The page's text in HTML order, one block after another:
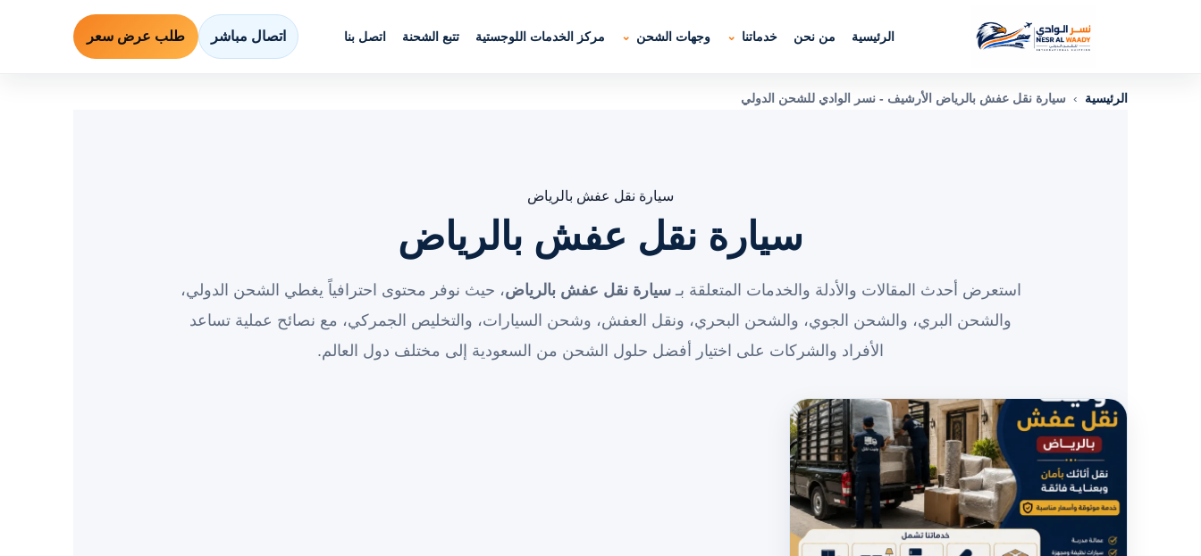
الرئيسية من نحن خدماتنا وجهات الشحن مركز الخدمات اللوجستية تتبع الشحنة اتصل بنا اتصال مباشر طلب عرض سعر
الرئيسية › سيارة نقل عفش بالرياض الأرشيف - نسر الوادي للشحن الدولي
سيارة نقل عفش بالرياض
سيارة نقل عفش بالرياض
استعرض أحدث المقالات والأدلة والخدمات المتعلقة بـسيارة نقل عفش بالرياض، حيث نوفر محتوى احترافياً يغطي الشحن الدولي،
والشحن البري، والشحن الجوي، والشحن البحري، ونقل العفش، وشحن السيارات، والتخليص الجمركي، مع نصائح عملية تساعد
الأفراد والشركات على اختيار أفضل حلول الشحن من السعودية إلى مختلف دول العالم.